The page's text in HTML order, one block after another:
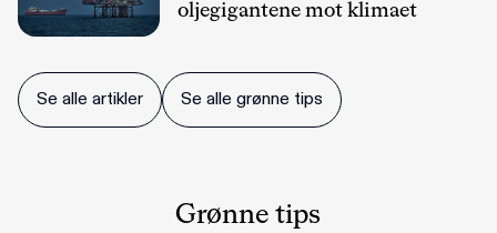
oljegigantene mot klimaet
Se alle artikler Se alle grønne tips
Grønne tips